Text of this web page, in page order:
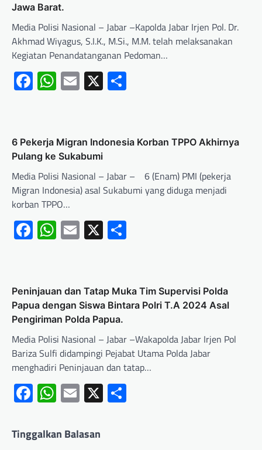
Jawa Barat.
Media Polisi Nasional – Jabar –Kapolda Jabar Irjen Pol. Dr.
Akhmad Wiyagus, S.I.K., M.Si., M.M. telah melaksanakan
Kegiatan Penandatanganan Pedoman…
Facebook
WhatsApp
Email
X
6 Pekerja Migran Indonesia Korban TPPO Akhirnya
Pulang ke Sukabumi
Media Polisi Nasional – Jabar – 6 (Enam) PMI (pekerja
Migran Indonesia) asal Sukabumi yang diduga menjadi
korban TPPO…
Facebook
WhatsApp
Email
X
Peninjauan dan Tatap Muka Tim Supervisi Polda
Papua dengan Siswa Bintara Polri T.A 2024 Asal
Pengiriman Polda Papua.
Media Polisi Nasional – Jabar –Wakapolda Jabar Irjen Pol
Bariza Sulfi didampingi Pejabat Utama Polda Jabar
menghadiri Peninjauan dan tatap…
Facebook
WhatsApp
Email
X
Tinggalkan Balasan